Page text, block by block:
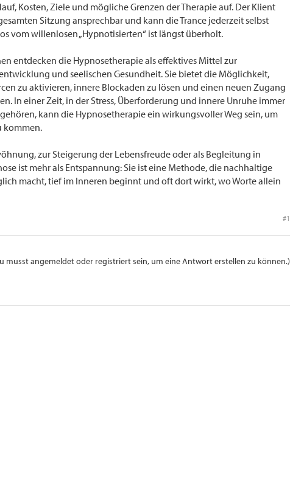
Kosten, Ziele und mögliche Grenzen der Therapie auf. Der Klient
Sitzung ansprechbar und kann die Trance jederzeit selbst
vom willenlosen „Hypnotisierten“ ist längst überholt.
entdecken die Hypnosetherapie als effektives Mittel zur
und seelischen Gesundheit. Sie bietet die Möglichkeit,
zu aktivieren, innere Blockaden zu lösen und einen neuen Zugang
In einer Zeit, in der Stress, Überforderung und innere Unruhe immer
kann die Hypnosetherapie ein wirkungsvoller Weg sein, um
kommen.
zur Steigerung der Lebensfreude oder als Begleitung in
ist mehr als Entspannung: Sie ist eine Methode, die nachhaltige
macht, tief im Inneren beginnt und oft dort wirkt, wo Worte allein
#1
musst angemeldet oder registriert sein, um eine Antwort erstellen zu können.)